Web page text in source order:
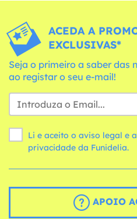
ACEDA A
EXCLUSIVAS*
Seja o primeiro a saber das
ao registar o seu e-mail!
Li e aceito o aviso legal e
privacidade da Funidelia.
APOIO